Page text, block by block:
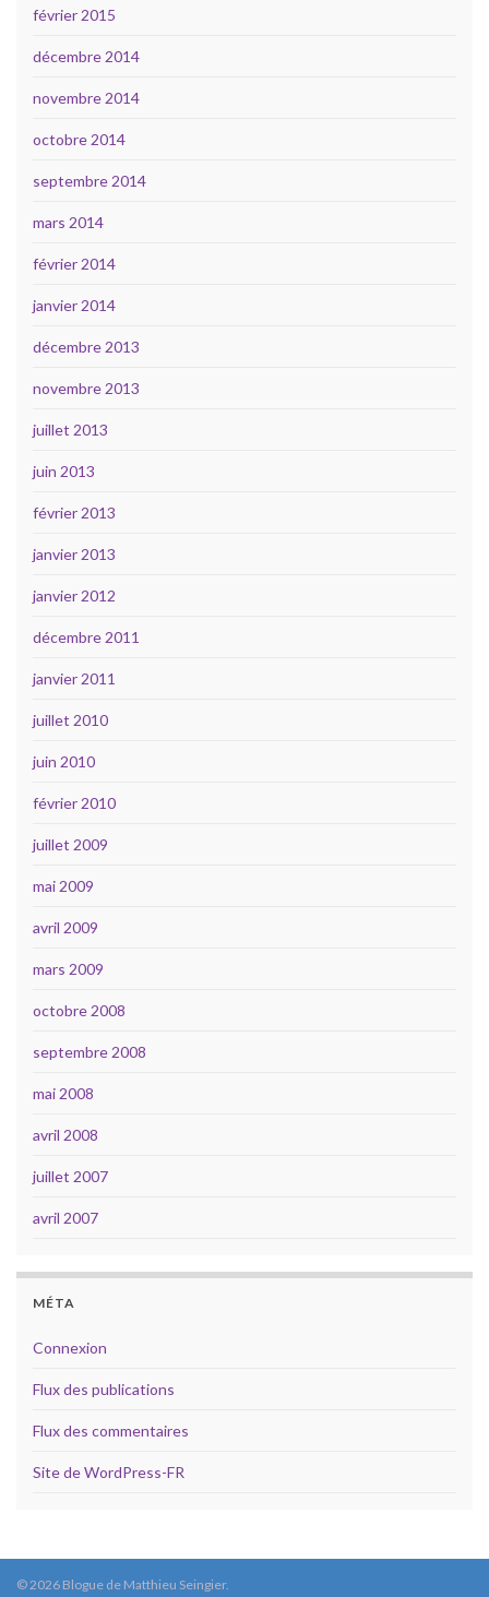
février 2015
décembre 2014
novembre 2014
octobre 2014
septembre 2014
mars 2014
février 2014
janvier 2014
décembre 2013
novembre 2013
juillet 2013
juin 2013
février 2013
janvier 2013
janvier 2012
décembre 2011
janvier 2011
juillet 2010
juin 2010
février 2010
juillet 2009
mai 2009
avril 2009
mars 2009
octobre 2008
septembre 2008
mai 2008
avril 2008
juillet 2007
avril 2007
MÉTA
Connexion
Flux des publications
Flux des commentaires
Site de WordPress-FR
© 2026 Blogue de Matthieu Seingier.